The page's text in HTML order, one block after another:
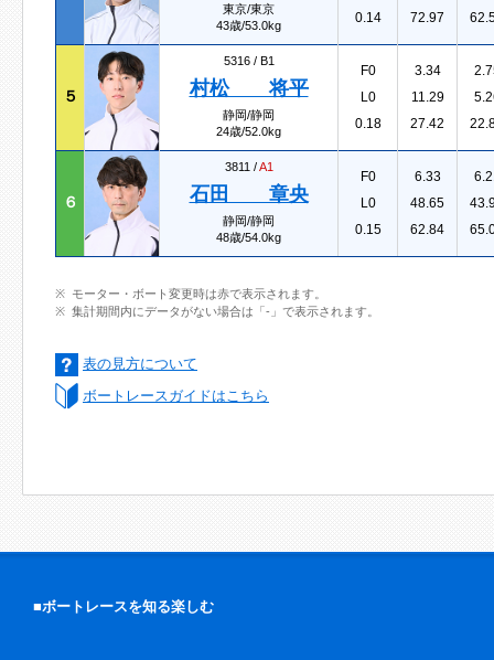
東京/東京
43歳/53.0kg
0.14
72.97
５
5316 / B1
村松 将平
静岡/静岡
24歳/52.0kg
F0
L0
0.18
3.34
11.29
27.42
６
3811 /A1
石田 章央
静岡/静岡
48歳/54.0kg
F0
L0
0.15
6.33
48.65
62.84
モーター・ボート変更時は赤で表示されます。
集計期間内にデータがない場合は「-」で表示されます。
表の見方について
ボートレースガイドはこちら
■ボートレースを知る楽しむ